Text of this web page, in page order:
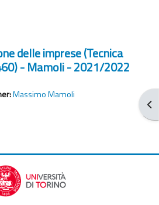
delle imprese (Tecnica
- Mamoli - 2021/2022
Massimo Mamoli